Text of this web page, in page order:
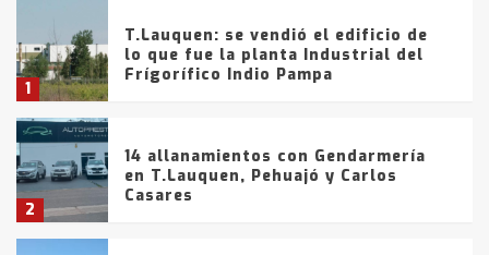
1
T.Lauquen: se vendió el edificio de
lo que fue la planta Industrial del
Frígorífico Indio Pampa
2
14 allanamientos con Gendarmería
en T.Lauquen, Pehuajó y Carlos
Casares